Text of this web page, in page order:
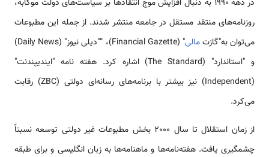
در دهه 1990 به دنبال افزایش موج انتقادها بر سیاست‌های دولت موگابه،
روزنامه‌های منتقد مستقل در جامعه منتشر شدند. از جمله این مطبوعات
می‌توان به"گازتمالی
" (Financial Gazette)، “"دیلی نیوز" (Daily News)
و "استاندارد" (The Standard) اشاره کرد. هفته نامه "ایندیپندنت"
(Independent) نیز بیشتر با برنامه‌های رسانه‌ای دولتی (ZBC) رقابت
می‌کرد.
از زمان استقلال تا سال 2000 بخش مطبوعات غیر دولتی توسعه نسبتاً
چشمگیری یافت. هفته‌نامه‌ها و ماهنامه‌ها به زبان انگلیسی و برای طبقه